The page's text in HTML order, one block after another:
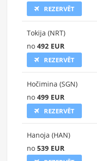
REZERVĒT
Tokija (NRT)
no 492 EUR
REZERVĒT
Hočimina (SGN)
no 499 EUR
REZERVĒT
Hanoja (HAN)
no 539 EUR